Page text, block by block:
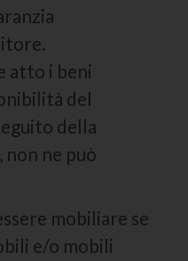
atto i beni
del
della
ne può
mobiliare se
e/o mobili